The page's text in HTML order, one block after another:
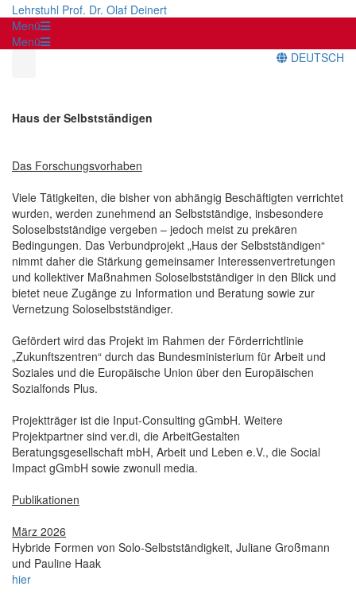
Lehrstuhl Prof. Dr. Olaf Deinert
Menü
Menü
DEUTSCH
Haus der Selbstständigen
Das Forschungsvorhaben
Viele Tätigkeiten, die bisher von abhängig Beschäftigten verrichtet
wurden, werden zunehmend an Selbstständige, insbesondere
Soloselbstständige vergeben – jedoch meist zu prekären
Bedingungen. Das Verbundprojekt „Haus der Selbstständigen“
nimmt daher die Stärkung gemeinsamer Interessenvertretungen
und kollektiver Maßnahmen Soloselbstständiger in den Blick und
bietet neue Zugänge zu Information und Beratung sowie zur
Vernetzung Soloselbstständiger.
Gefördert wird das Projekt im Rahmen der Förderrichtlinie
„Zukunftszentren“ durch das Bundesministerium für Arbeit und
Soziales und die Europäische Union über den Europäischen
Sozialfonds Plus.
Projektträger ist die Input-Consulting gGmbH. Weitere
Projektpartner sind ver.di, die ArbeitGestalten
Beratungsgesellschaft mbH, Arbeit und Leben e.V., die Social
Impact gGmbH sowie zwonull media.
Publikationen
März 2026
Hybride Formen von Solo-Selbstständigkeit, Juliane Großmann
und Pauline Haak
hier